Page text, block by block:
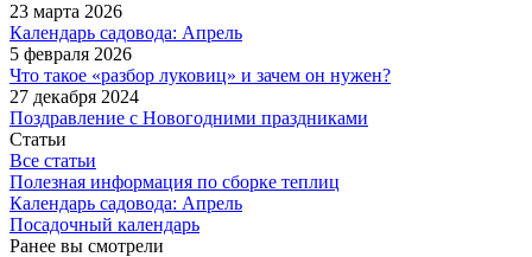
23 марта 2026
Календарь садовода: Апрель
5 февраля 2026
Что такое «разбор луковиц» и зачем он нужен?
27 декабря 2024
Поздравление с Новогодними праздниками
Статьи
Все статьи
Полезная информация по сборке теплиц
Календарь садовода: Апрель
Посадочный календарь
Ранее вы смотрели